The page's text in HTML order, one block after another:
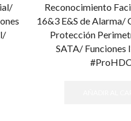
Reconocimiento
16&3 E&S de Alarma/
Protección
SATA/ Funciones